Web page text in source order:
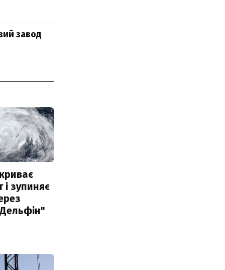
завод
і зупиняє